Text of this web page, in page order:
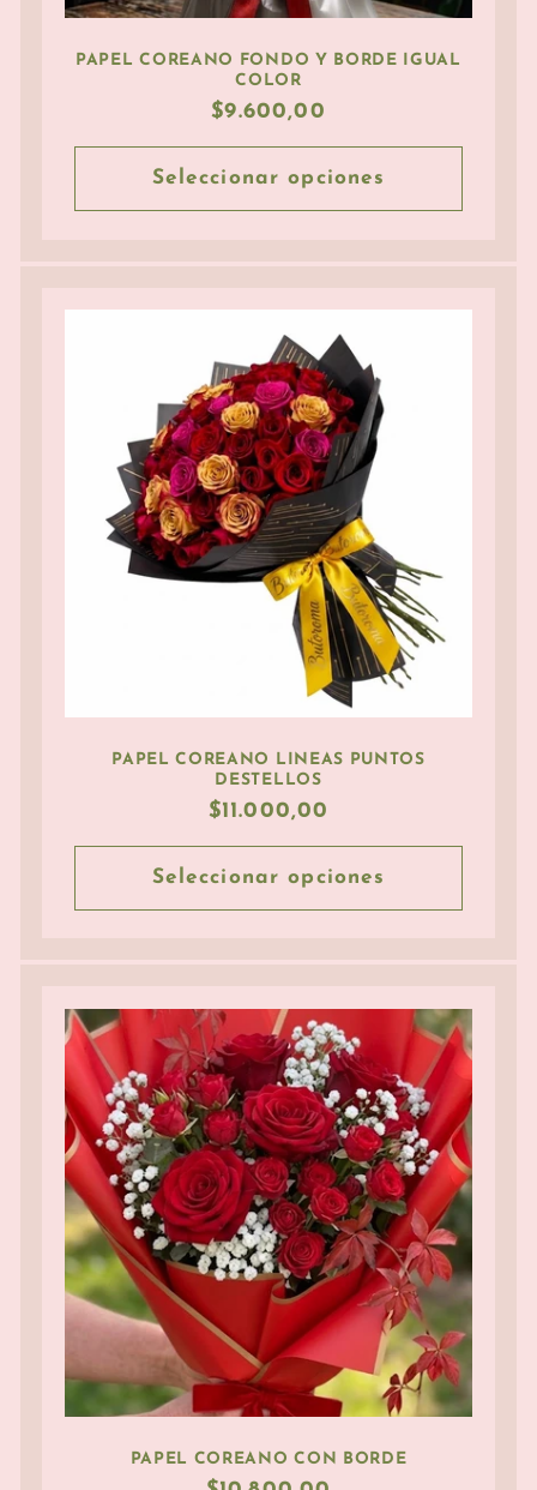
PAPEL COREANO FONDO Y BORDE IGUAL
COLOR
Precio
habitual
$9.600,00
Seleccionar opciones
PAPEL COREANO LINEAS PUNTOS
DESTELLOS
Precio
habitual
$11.000,00
Seleccionar opciones
PAPEL COREANO CON BORDE